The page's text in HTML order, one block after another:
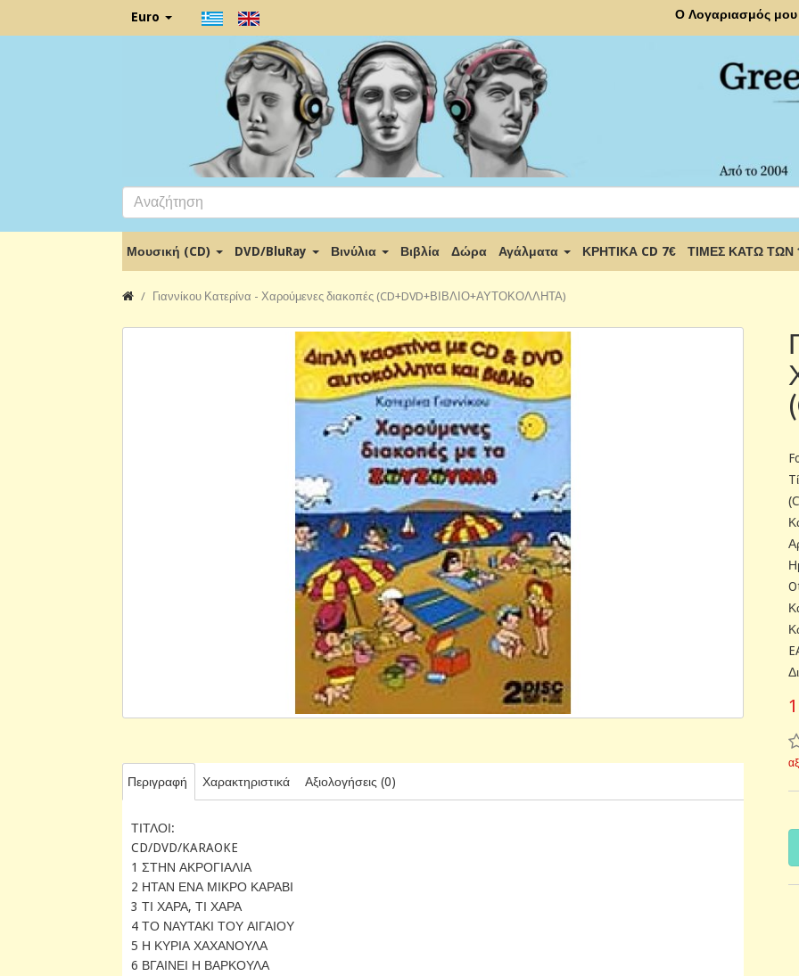
Euro Ο Λογαριασμός μου
Μουσική (CD) DVD/BluRay Βινύλια Βιβλία Δώρα Αγάλματα ΚΡΗΤΙΚΑ CD 7€ ΤΙΜΕΣ ΚΑΤΩ ΤΩΝ
Γιαννίκου Κατερίνα - Χαρούμενες διακοπές (CD+DVD+ΒΙΒΛΙΟ+ΑΥΤΟΚΟΛΛΗΤΑ)
Περιγραφή Χαρακτηριστικά Αξιολογήσεις (0)
ΤΙΤΛΟΙ:
CD/DVD/KARAOKE
1 ΣΤΗΝ ΑΚΡΟΓΙΑΛΙΑ
2 ΗΤΑΝ ΕΝΑ ΜΙΚΡΟ ΚΑΡΑΒΙ
3 ΤΙ ΧΑΡΑ, ΤΙ ΧΑΡΑ
4 ΤΟ ΝΑΥΤΑΚΙ ΤΟΥ ΑΙΓΑΙΟΥ
5 Η ΚΥΡΙΑ ΧΑΧΑΝΟΥΛΑ
6 ΒΓΑΙΝΕΙ Η ΒΑΡΚΟΥΛΑ